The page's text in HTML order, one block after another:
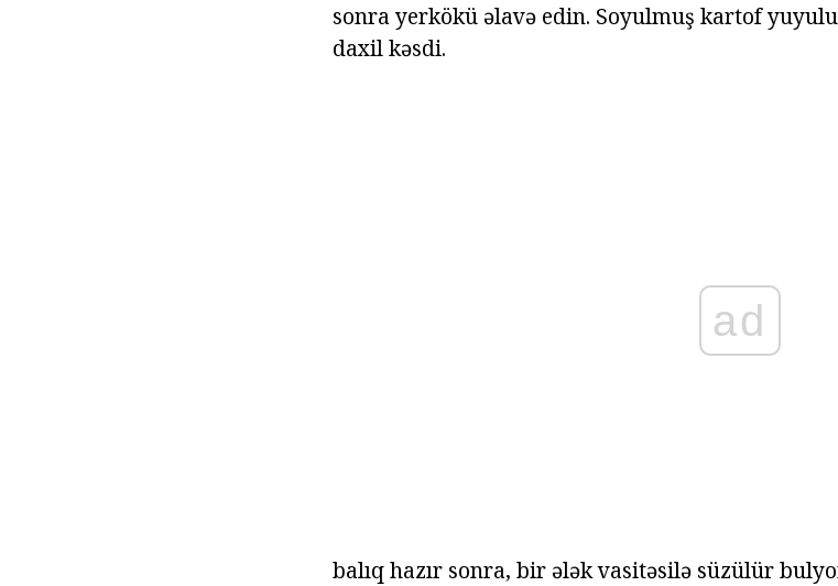
sonra yerkökü əlavə edin. Soyulmuş kartof
daxil kəsdi.
ad
balıq hazır sonra, bir ələk vasitəsilə süzülür